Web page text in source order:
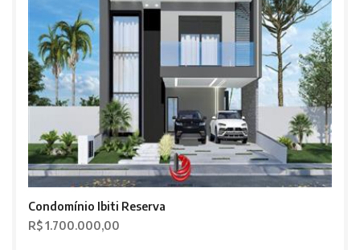
Condomínio Ibiti Reserva
R$ 1.700.000,00